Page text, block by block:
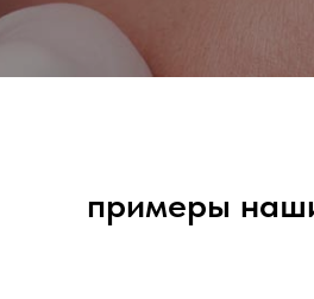
примеры